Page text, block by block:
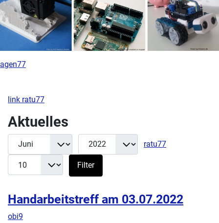
agen77
link ratu77
Aktuelles
Filter
Monat Jahr
ratu77
Filter
Handarbeitstreff am 03.07.2022
obi9